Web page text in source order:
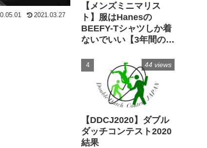
2021.03.27
【メンズミニマリス
ト】服はHanesの
BEEFY-Tシャツしか着
ないでいい【3年間の実
【DDCJ2020】ダブル
ダッチコンテスト2020
結果
44 views